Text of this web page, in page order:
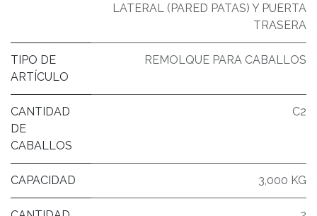
LATERAL (PARED PATAS) Y PUERTA
TRASERA
TIPO DE
ARTÍCULO
REMOLQUE PARA CABALLOS
CANTIDAD
DE
CABALLOS
C2
CAPACIDAD 3,000 KG